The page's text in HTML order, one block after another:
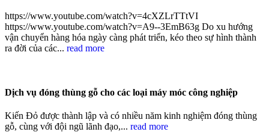
https://www.youtube.com/watch?v=4cXZLrTTtVI
https://www.youtube.com/watch?v=A9--3EmB63g Do xu hướng
vận chuyển hàng hóa ngày càng phát triển, kéo theo sự hình thành
ra đời của các... read more
Dịch vụ đóng thùng gỗ cho các loại máy móc công nghiệp
Kiến Đỏ được thành lập và có nhiều năm kinh nghiệm đóng thùng
gỗ, cùng với đội ngũ lãnh đạo,... read more